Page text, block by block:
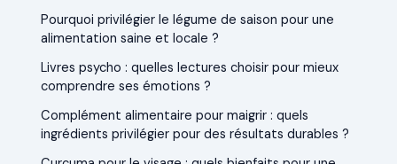
Pourquoi privilégier le légume de saison pour une
alimentation saine et locale ?
Livres psycho : quelles lectures choisir pour mieux
comprendre ses émotions ?
Complément alimentaire pour maigrir : quels
ingrédients privilégier pour des résultats durables ?